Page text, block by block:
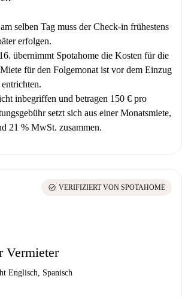
selben Tag muss der Check-in frühestens
erfolgen.
übernimmt Spotahome die Kosten für die
für den Folgemonat ist vor dem Einzug
inbegriffen und betragen 150 € pro
setzt sich aus einer Monatsmiete,
21 % MwSt. zusammen.
Vermieter
Englisch, Spanisch
check_circle VERIFIZIERT VON SPOTAHOME